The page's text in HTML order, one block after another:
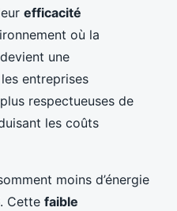
efficacité
où la
devient une
entreprises
respectueuses de
les coûts
moins d’énergie
Cette faible